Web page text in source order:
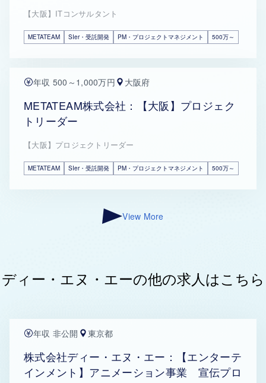
【大阪】ITコンサルタント
METATEAM SIer・受託開発 PM・プロジェクトマネジメント 500万～
年収 500～1,000万円 大阪府
METATEAM株式会社：【大阪】プロジェク
トリーダー
【大阪】プロジェクトリーダー
METATEAM SIer・受託開発 PM・プロジェクトマネジメント 500万～
View More
ディー・エヌ・エーの他の求人はこちら
年収 非公開 東京都
株式会社ディー・エヌ・エー：【エンターテ
インメント】アニメーション事業 宣伝プロ